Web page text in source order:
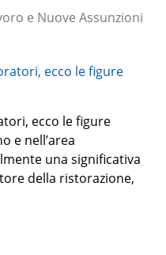
e Nuove Assunzioni
ecco le figure
e nell’area
una significativa
della ristorazione,